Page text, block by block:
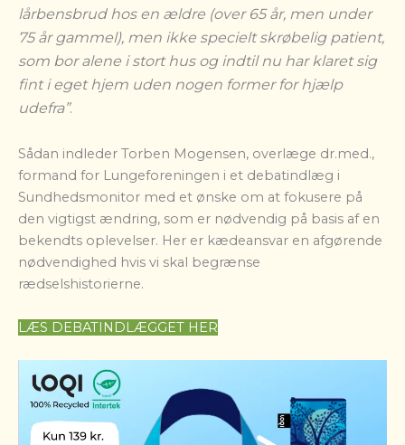
lårbensbrud hos en ældre (over 65 år, men under
75 år gammel), men ikke specielt skrøbelig patient,
som bor alene i stort hus og indtil nu har klaret sig
fint i eget hjem uden nogen former for hjælp
udefra”.
Sådan indleder Torben Mogensen, overlæge dr.med.,
formand for Lungeforeningen i et debatindlæg i
Sundhedsmonitor med et ønske om at fokusere på
den vigtigst ændring, som er nødvendig på basis af en
bekendts oplevelser. Her er kædeansvar en afgørende
nødvendighed hvis vi skal begrænse
rædselshistorierne.
LÆS DEBATINDLÆGGET HER